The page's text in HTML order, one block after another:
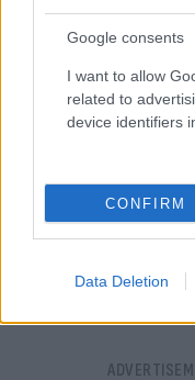
Google consents
I want to allow
related to
device identifiers
CONFIRM
Data Deletion